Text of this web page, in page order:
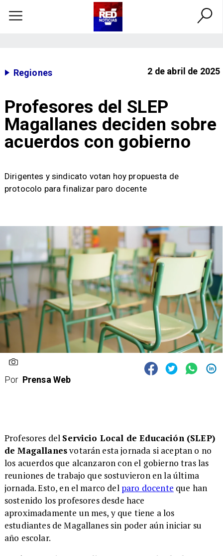
Regiones 2 de abril de 2025
Profesores del SLEP
Magallanes deciden sobre
acuerdos con gobierno
Dirigentes y sindicato votan hoy propuesta de
protocolo para finalizar paro docente
Por Prensa Web
Profesores del Servicio Local de Educación (SLEP)
de Magallanesvotarán esta jornada si aceptan o no
los acuerdos que alcanzaron con el gobierno tras las
reuniones de trabajo que sostuvieron en la última
jornada. Esto, en el marco del paro docente que han
sostenido los profesores desde hace
aproximadamente un mes, y que tiene a los
estudiantes de Magallanes sin poder aún iniciar su
año escolar.